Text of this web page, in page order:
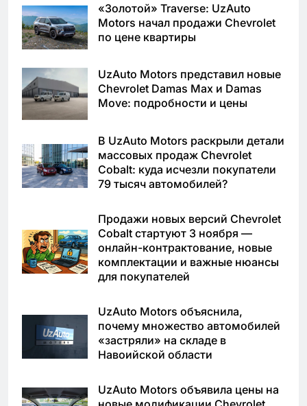
«Золотой» Traverse: UzAuto
Motors начал продажи Chevrolet
по цене квартиры
UzAuto Motors представил новые
Chevrolet Damas Max и Damas
Move: подробности и цены
В UzAuto Motors раскрыли детали
массовых продаж Chevrolet
Cobalt: куда исчезли покупатели
79 тысяч автомобилей?
Продажи новых версий Chevrolet
Cobalt стартуют 3 ноября —
онлайн-контрактование, новые
комплектации и важные нюансы
для покупателей
UzAuto Motors объяснила,
почему множество автомобилей
«застряли» на складе в
Навоийской области
UzAuto Motors объявила цены на